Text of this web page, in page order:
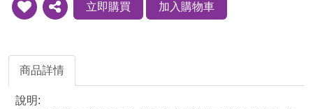
新增
分享
立即購買 加入購物車
商品詳情
說明: